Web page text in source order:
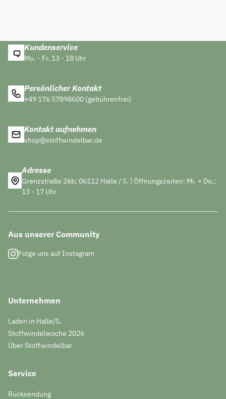
Kundenservice
Mo. - Fr. 13 - 18 Uhr
Persönlicher Kontakt
+49 176 57898600 (gebührenfrei)
Kontakt aufnehmen
shop@stoffwindelbar.de
Adresse
Grenzstraße 26b; 06112 Halle / S. | Öffnungszeiten: Mi. + Do.:
13 - 17 Uhr
Aus unserer Community
Folge uns auf Instagram
Unternehmen
Laden in Halle/S.
Stoffwindelwoche 2026
Über Stoffwindelbar
Service
Rücksendung